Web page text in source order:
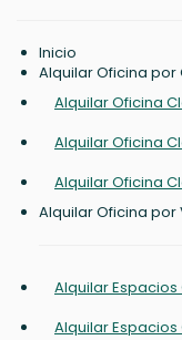
Inicio
Alquilar Oficina por
Alquilar Oficina
Alquilar Oficina
Alquilar Oficina
Alquilar Oficina
Alquilar
Alquilar